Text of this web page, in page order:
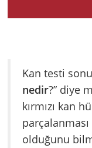
Kan testi
nedir?” diye
kırmızı kan
olduğunu